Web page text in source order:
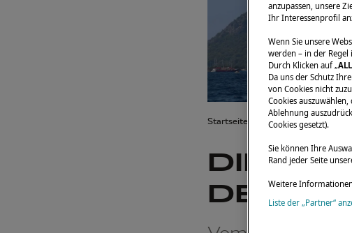
Startseite Neuigkeiten
DIE
DER
anzupassen, unsere
Ihr Interessenprofil
Wenn Sie unsere
werden – in der
Durch Klicken auf „
Da uns der Schutz
von Cookies nicht
Cookies
Ablehnung
Cookies gesetzt).
Sie können Ihre
Rand jeder Seite
Weitere
Liste der „Partner“